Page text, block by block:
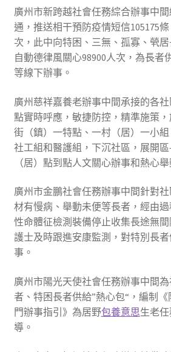
廣州市新跨越社會任務綜合辦事中
通，推送相干預防疫情短信105175
次，此中向特困、三無、孤寡、煢
自動德律風關心98900人次，為長者
等線下辦事。
廣州慈祥嘉養老辦事中間承接的各
點實時呼應，敏捷防控，精準施策
街（鎮）一特點、一村（居）一小
社工組和醫護組，下沉社區，展開
（居）點到點人文關心辦事和熱心舉
廣州市金鵬社會任務辦事中間針對
材有慢病、舉動未便等長者，經由
性命體征檢測裝備停止收集長途無
護士及時跟進安康監測，對特別長
事。
廣州市陽光天使社會任務辦事中間
者、特困長者供給”熱心包“，編制
門辦事指引》為居野包養意思生老
導。